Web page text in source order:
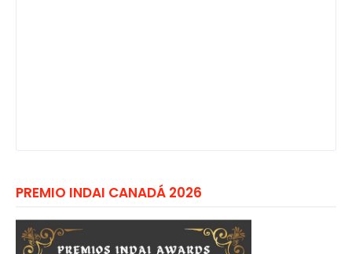
PREMIO INDAI CANADÁ 2026